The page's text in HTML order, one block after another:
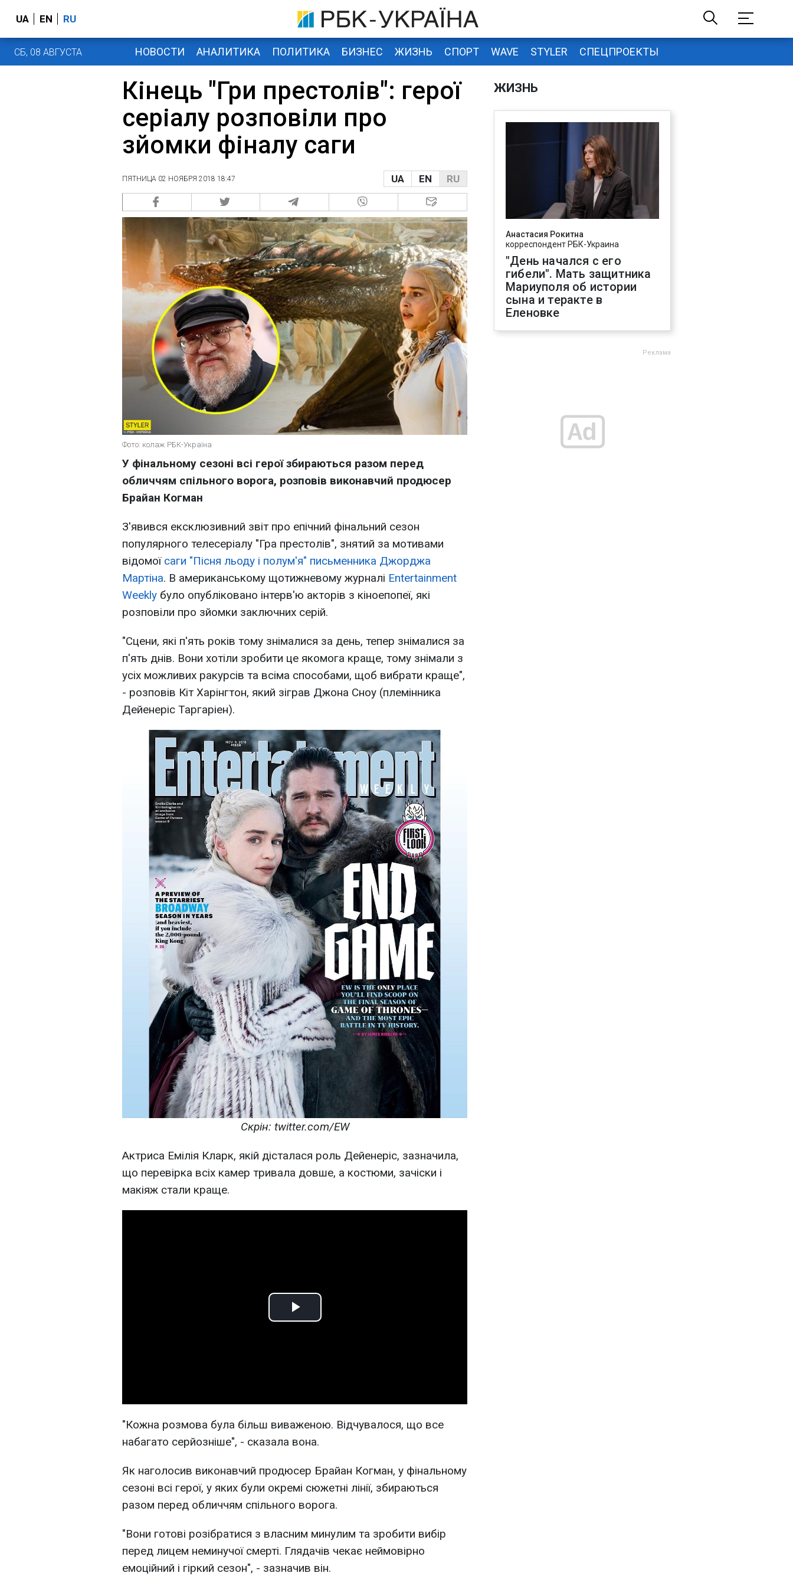
UA EN RU
СБ, 08 АВГУСТА НОВОСТИ АНАЛИТИКА ПОЛИТИКА БИЗНЕС ЖИЗНЬ СПОРТ WAVE STYLER СПЕЦПРОЕКТЫ
Кінець "Гри престолів": герої
серіалу розповіли про
зйомки фіналу саги
ПЯТНИЦА 02 НОЯБРЯ 2018 18:47 UA EN RU
Фото: колаж РБК-Україна
У фінальному сезоні всі герої збираються разом перед
обличчям спільного ворога, розповів виконавчий продюсер
Брайан Когман
З'явився ексклюзивний звіт про епічний фінальний сезон
популярного телесеріалу "Гра престолів", знятий за мотивами
відомої саги "Пісня льоду і полум'я" письменника Джорджа
Мартіна. В американському щотижневому журналі Entertainment
Weekly було опубліковано інтерв'ю акторів з кіноепопеї, які
розповіли про зйомки заключних серій.
"Сцени, які п'ять років тому знімалися за день, тепер знімалися за
п'ять днів. Вони хотіли зробити це якомога краще, тому знімали з
усіх можливих ракурсів та всіма способами, щоб вибрати краще",
- розповів Кіт Харінгтон, який зіграв Джона Сноу (племінника
Дейенеріс Таргаріен).
Скрін: twitter.com/EW
Актриса Емілія Кларк, якій дісталася роль Дейенеріс, зазначила,
що перевірка всіх камер тривала довше, а костюми, зачіски і
макіяж стали краще.
Play
"Кожна розмова була більш виваженою. Відчувалося, що все
набагато серйозніше", - сказала вона.
Як наголосив виконавчий продюсер Брайан Когман, у фінальному
сезоні всі герої, у яких були окремі сюжетні лінії, збираються
разом перед обличчям спільного ворога.
"Вони готові розібратися з власним минулим та зробити вибір
перед лицем неминучої смерті. Глядачів чекає неймовірно
емоційний і гіркий сезон", - зазначив він.
ЖИЗНЬ
Анастасия Рокитна
корреспондент РБК-Украина
"День начался с его
гибели". Мать защитника
Мариуполя об истории
сына и теракте в
Еленовке